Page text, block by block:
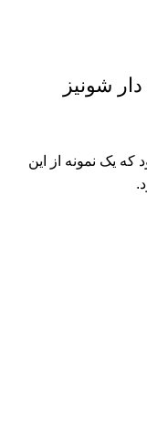
یک نمونه از این